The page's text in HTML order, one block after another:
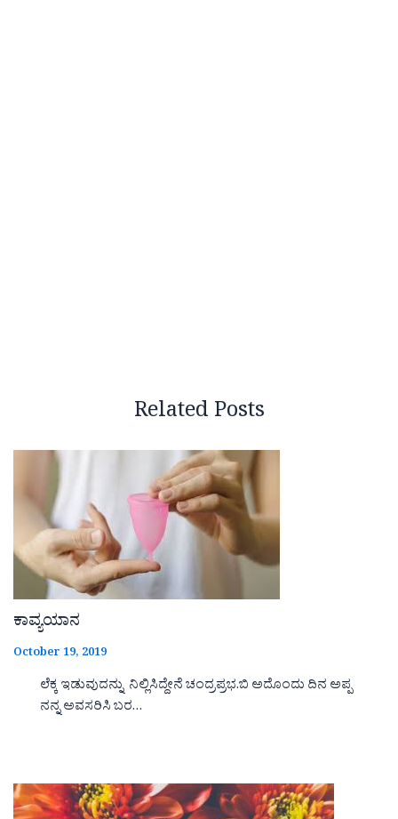
Related Posts
ಕಾವ್ಯಯಾನ
October 19, 2019
ಲೆಕ್ಕ ಇಡುವುದನ್ನು ನಿಲ್ಲಿಸಿದ್ದೇನೆ ಚಂದ್ರಪ್ರಭ.ಬಿ ಅದೊಂದು ದಿನ ಅಪ್ಪ
ನನ್ನ ಅವಸರಿಸಿ ಬರ…